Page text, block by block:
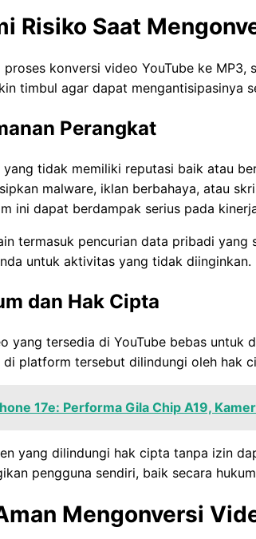
Risiko Saat
proses konversi video YouTube ke
timbul agar dapat mengantisipasinya
Perangkat
yang tidak memiliki reputasi baik atau
malware, iklan berbahaya, atau
ini dapat berdampak serius pada
termasuk pencurian data pribadi yang
untuk aktivitas yang tidak diinginkan.
dan Hak Cipta
yang tersedia di YouTube bebas untuk
platform tersebut dilindungi oleh hak
17e: Performa Gila Chip A19,
yang dilindungi hak cipta tanpa izin
pengguna sendiri, baik secara
Mengonversi